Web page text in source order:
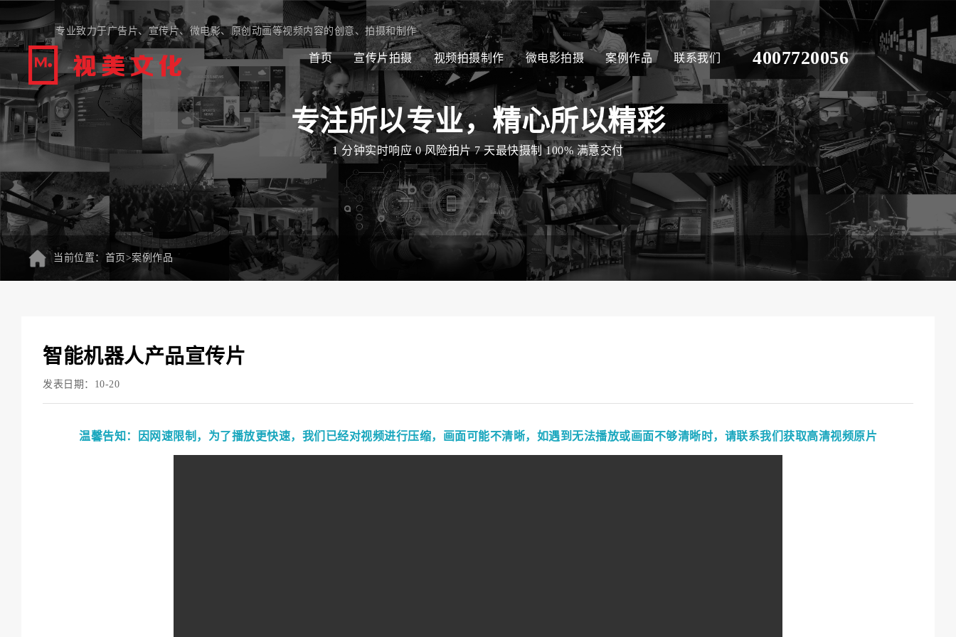
专业致力于广告片、 宣传片、微电影、原创动画等视频内容的创意、拍摄和制作
首页 宣传片拍摄 视频拍摄制作 微电影拍摄 案例作品 联系我们 4007720056
专注所以专业，精心所以精彩
1 分钟实时响应 0 风险拍片 7 天最快摄制 100% 满意交付
当前位置： 首页 >案例作品
智能机器人产品宣传片
发表日期：10-20
温馨告知：因网速限制，为了播放更快速，我们已经对视频进行压缩，画面可能不清晰，如遇到无法播放或画面不够清晰时，请联系我们获取高清视频原片